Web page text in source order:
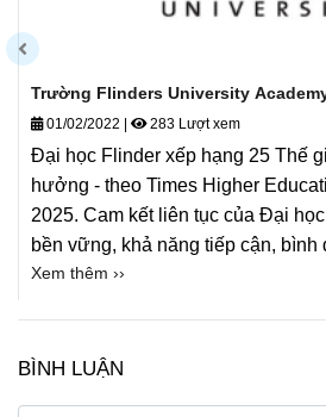
Trường Flinders University
01/02/2022 283 Lượt xem
Đại học Flinder xếp hạng 25 Thế
hưởng - theo Times Higher
2025. Cam kết liên tục của Đại
bền vững, khả năng tiếp cận, bình
được công nhận trên toàn cầu, với
Xem thêm ››
BÌNH LUẬN